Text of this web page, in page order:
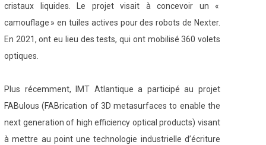
cristaux liquides. Le projet visait à concevoir un «
camouflage » en tuiles actives pour des robots de Nexter.
En 2021, ont eu lieu des tests, qui ont mobilisé 360 volets
optiques.
Plus récemment, IMT Atlantique a participé au projet
FABulous (FABrication of 3D metasurfaces to enable the
next generation of high efficiency optical products) visant
à mettre au point une technologie industrielle d’écriture